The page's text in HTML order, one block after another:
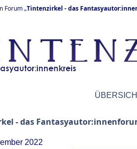
Forum „Tintenzirkel - das
- das
2022